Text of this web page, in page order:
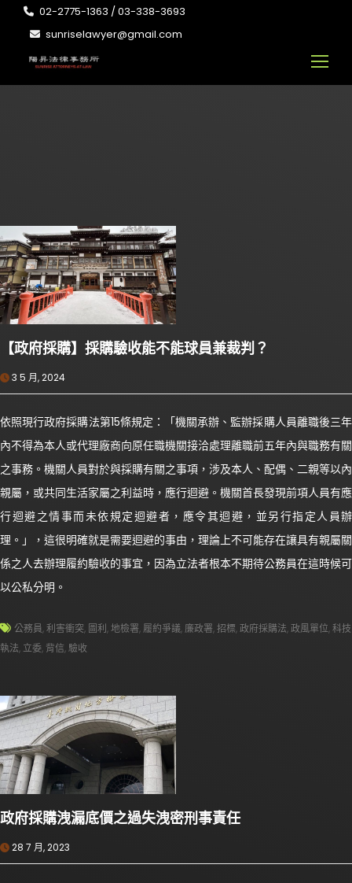
02-2775-1363 / 03-338-3693
sunriselawyer@gmail.com
【政府採購】採購驗收能不能球員兼裁判？
3 5 月, 2024
依照現行政府採購法第15條規定：「機關承辦、監辦採購人員離職後三年
內不得為本人或代理廠商向原任職機關接洽處理離職前五年內與職務有關
之事務。機關人員對於與採購有關之事項，涉及本人、配偶、二親等以內
親屬，或共同生活家屬之利益時，應行迴避。機關首長發現前項人員有應
行迴避之情事而未依規定迴避者，應令其迴避，並另行指定人員辦
理。」，這很明確就是需要迴避的事由，理論上不可能存在讓具有親屬關
係之人去辦理履約驗收的事宜，因為立法者根本不期待公務員在這時候可
以公私分明。
公務員 ,利害衝突, 圖利 ,地檢署, 履約爭議, 廉政署,招標,政府採購法,政風單位,科技
執法,立委, 背信,驗收
政府採購洩漏底價之過失洩密刑事責任
28 7 月, 2023